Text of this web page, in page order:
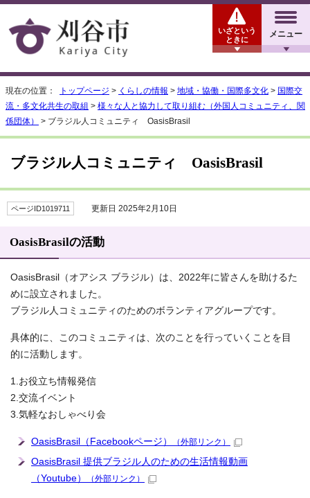
メニュー
いざという
ときに
現在の位置： トップページ > くらしの情報 > 地域・協働・国際多文化 > 国際交
流・多文化共生の取組 > 様々な人と協力して取り組む（外国人コミュニティ、関
係団体）
> ブラジル人コミュニティ OasisBrasil
ブラジル人コミュニティ OasisBrasil
ページID1019711 更新日 2025年2月10日
OasisBrasilの活動
OasisBrasil（オアシス ブラジル）は、2022年に皆さんを助けるた
めに設立されました。
ブラジル人コミュニティのためのボランティアグループです。
具体的に、このコミュニティは、次のことを行っていくことを目
的に活動します。
1.お役立ち情報発信
2.交流イベント
3.気軽なおしゃべり会
OasisBrasil（Facebookページ） （外部リンク）
OasisBrasil 提供ブラジル人のための生活情報動画
（Youtube）
（外部リンク）